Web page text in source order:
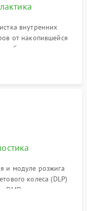
внутренних
от накопившейся
балласта лампы и
или вздутых
и модуле розжига
колеса (DLP)
DMD-чипа, датчиков
мультиметра и